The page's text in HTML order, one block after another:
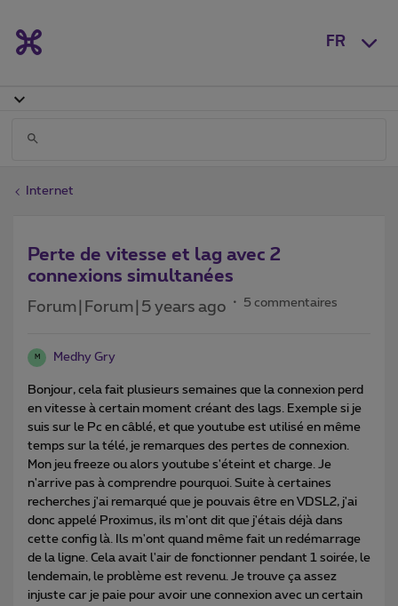
FR
Internet
Perte de vitesse et lag avec 2
connexions simultanées
Forum|Forum|5 years ago 5 commentaires
M Medhy Gry
Bonjour, cela fait plusieurs semaines que la connexion perd
en vitesse à certain moment créant des lags. Exemple si je
suis sur le Pc en câblé, et que youtube est utilisé en même
temps sur la télé, je remarques des pertes de connexion.
Mon jeu freeze ou alors youtube s'éteint et charge. Je
n'arrive pas à comprendre pourquoi. Suite à certaines
recherches j'ai remarqué que je pouvais être en VDSL2, j'ai
donc appelé Proximus, ils m'ont dit que j'étais déjà dans
cette config là. Ils m'ont quand même fait un redémarrage
de la ligne. Cela avait l'air de fonctionner pendant 1 soirée, le
lendemain, le problème est revenu. Je trouve ça assez
injuste car je paie pour avoir une connexion avec un certain